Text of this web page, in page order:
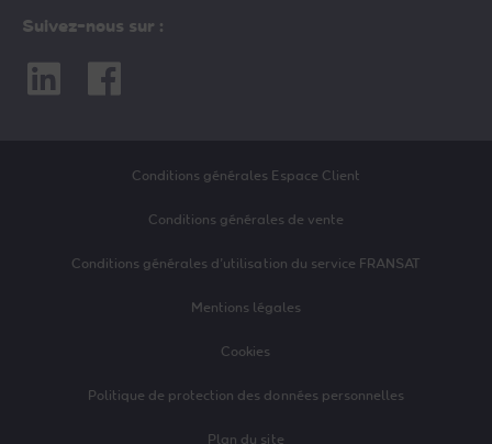
Suivez-nous sur :
Linkedin Facebook
Conditions générales Espace Client
Conditions générales de vente
Conditions générales d’utilisation du service FRANSAT
Mentions légales
Cookies
Politique de protection des données personnelles
Plan du site